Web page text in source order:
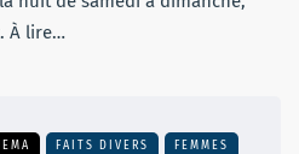
À lire…
FAITS DIVERS FEMMES